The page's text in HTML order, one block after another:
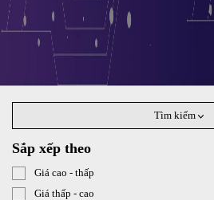
Tìm kiếm
Sắp xếp theo
Giá cao - thấp
Giá thấp - cao